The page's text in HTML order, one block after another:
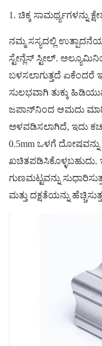
1. ಚಿಕ್ಕ ಸಾಮರ್ಥ್ಯಗಳನ್ನು
ನಮ್ಮ ಸಸ್ಯದಲ್ಲಿ
ಸ್ಟೇನ್ಲೆಸ್ ಸ್ಟೀಲ್.
ಬಳಸಲಾಗುತ್ತದೆ ಏಕೆಂದರೆ
ಸುಲಭವಾಗಿ ತುಕ್ಕು
ಜಪಾನ್‌ನಿಂದ ಆಮದು
ಅಳವಡಿಸಲಾಗಿದೆ, ಇದು
0.5mm ಒಳಗೆ
ಖಚಿತಪಡಿಸಿಕೊಳ್ಳಬಹುದು.
ಗುಣಮಟ್ಟವನ್ನು
ಮತ್ತು ದಕ್ಷತೆಯನ್ನು